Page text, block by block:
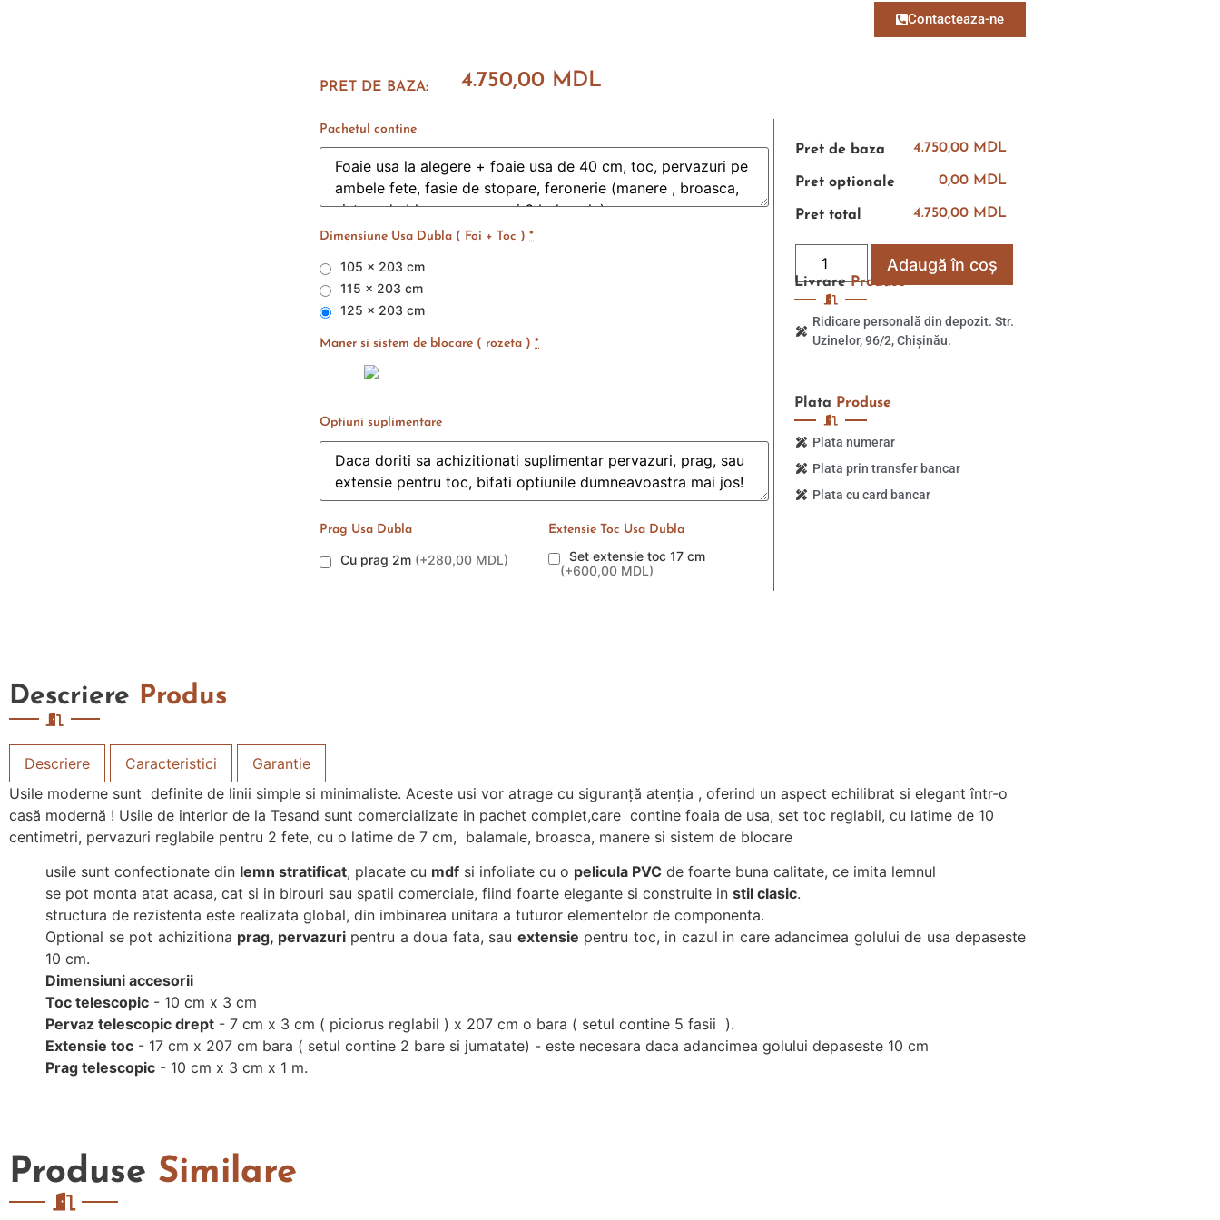
Contacteaza-ne
PRET DE BAZA: 4.750,00 MDL
Pachetul contine
Dimensiune Usa Dubla ( Foi + Toc ) *
105 x 203 cm
115 x 203 cm
125 x 203 cm
Maner si sistem de blocare ( rozeta ) *
Optiuni suplimentare
Prag Usa Dubla
Cu prag 2m (+280,00 MDL)
Extensie Toc Usa Dubla
Set extensie toc 17 cm
(+600,00 MDL)
Pret de baza 4.750,00 MDL
Pret optionale 0,00 MDL
Pret total 4.750,00 MDL
Adaugă în coș
Descriere Produs
Descriere Caracteristici
Garantie
Usile moderne sunt definite de linii simple si minimaliste. Aceste usi vor atrage cu siguranță atenția , oferind un aspect echilibrat si elegant într-o
casă modernă ! Usile de interior de la Tesand sunt comercializate in pachet complet,care contine foaia de usa, set toc reglabil, cu latime de 10
centimetri, pervazuri reglabile pentru 2 fete, cu o latime de 7 cm, balamale, broasca, manere si sistem de blocare
usile sunt confectionate din lemn stratificat, placate cu mdf si infoliate cu o pelicula PVC de foarte buna calitate, ce imita lemnul
se pot monta atat acasa, cat si in birouri sau spatii comerciale, fiind foarte elegante si construite in stil clasic.
structura de rezistenta este realizata global, din imbinarea unitara a tuturor elementelor de componenta.
Optional se pot achizitiona prag, pervazuripentru a doua fata, sau extensie pentru toc, in cazul in care adancimea golului de usa depaseste
10 cm.
Dimensiuni accesorii
Toc telescopic - 10 cm x 3 cm
Pervaz telescopic drept - 7 cm x 3 cm ( piciorus reglabil ) x 207 cm o bara ( setul contine 5 fasii ).
Extensie toc - 17 cm x 207 cm bara ( setul contine 2 bare si jumatate) - este necesara daca adancimea golului depaseste 10 cm
Prag telescopic - 10 cm x 3 cm x 1 m.
LivrareProduse
Ridicare personală din depozit. Str.
Uzinelor, 96/2, Chișinău.
Plata Produse
Plata numerar
Plata prin transfer bancar
Plata cu card bancar
Produse Similare